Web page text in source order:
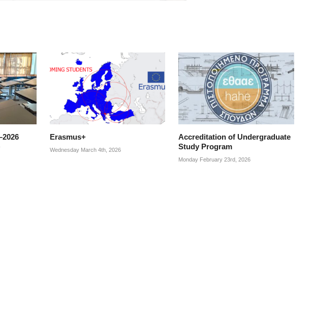
Erasmus+
Wednesday March 4th, 2026
Accreditation of Undergraduate
Study Program
Monday February 23rd, 2026